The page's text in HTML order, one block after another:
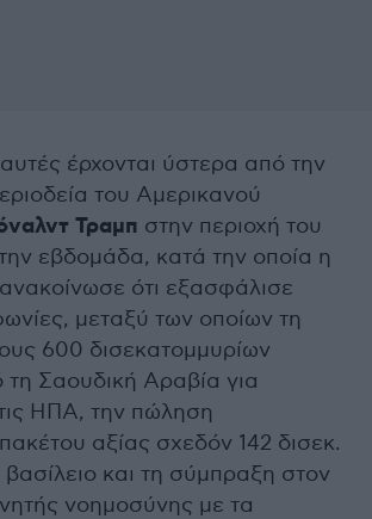
έρχονται ύστερα από την
του Αμερικανού
Τραμπ στην περιοχή του
εβδομάδα, κατά την οποία η
ότι εξασφάλισε
μεταξύ των οποίων τη
600 δισεκατομμυρίων
Σαουδική Αραβία για
ΗΠΑ, την πώληση
αξίας σχεδόν 142 δισεκ.
και τη σύμπραξη στον
νοημοσύνης με τα